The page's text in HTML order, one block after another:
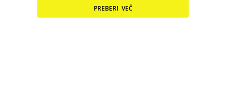
PREBERI VEČ